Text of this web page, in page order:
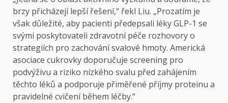
brzy přicházejí lepší řešení,“ řekl Liu. „Prozatím je
však důležité, aby pacienti předepsali léky GLP-1 se
svými poskytovateli zdravotní péče rozhovory o
strategiích pro zachování svalové hmoty. Americká
asociace cukrovky doporučuje screening pro
podvýživu a riziko nízkého svalu před zahájením
těchto léků a podporuje přiměřené příjmy proteinu a
pravidelné cvičení během léčby.“